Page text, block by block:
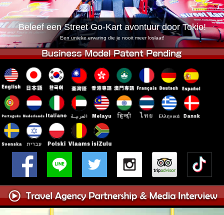
Tokio Shibuya Annex Tokio Baai
Tokio Asakusa Osaka
Okinawa
Beleef een Street Go-Kart avontuur door Tokio!
Een unieke ervaring die je nooit meer loslaat!